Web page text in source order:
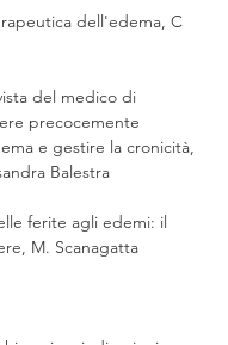
dell'edema, C
del medico di
precocemente
e gestire la cronicità,
Balestra
ferite agli edemi: il
M. Scanagatta